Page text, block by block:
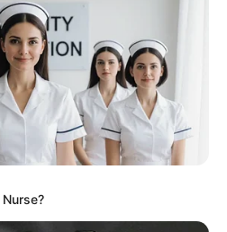
las noticias que le
estar bien informado, por
las notificaciones de Alerta.